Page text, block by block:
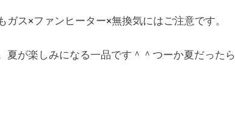
ス×ファンヒーター×無換気にはご注意です。
夏が楽しみになる一品です＾＾つーか夏だったら